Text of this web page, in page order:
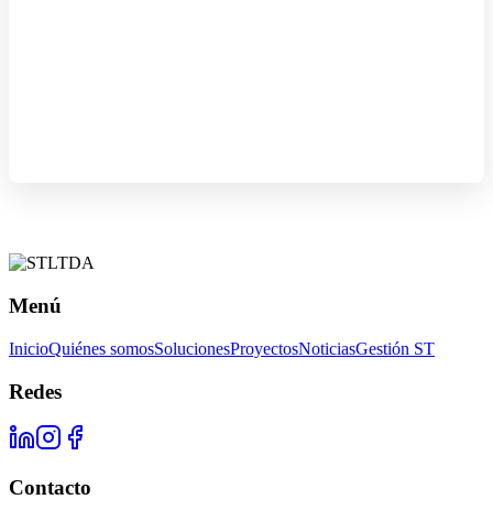
Menú
InicioQuiénes somosSolucionesProyectosNoticiasGestión ST
Redes
Contacto